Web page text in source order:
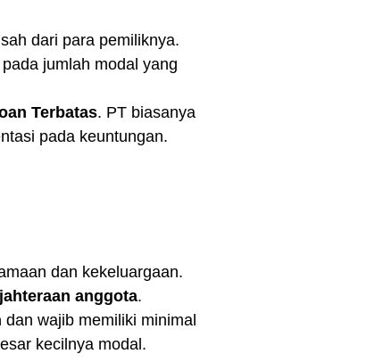
dari para pemiliknya.
jumlah modal yang
Terbatas. PT biasanya
pada keuntungan.
dan kekeluargaan.
anggota.
dan wajib memiliki minimal
kecilnya modal.